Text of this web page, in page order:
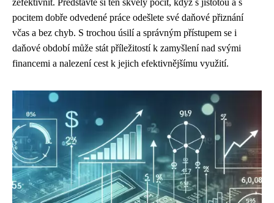
zefektivnit. Představte si ten skvělý pocit, když s jistotou a s
pocitem dobře odvedené práce odešlete své daňové přiznání
včas a bez chyb. S trochou úsilí a správným přístupem se i
daňové období může stát příležitostí k zamyšlení nad svými
financemi a nalezení cest k jejich efektivnějšímu využití.